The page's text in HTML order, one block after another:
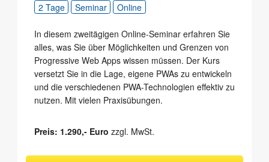
2 Tage Seminar Online
In diesem zweitägigen Online-Seminar erfahren Sie
alles, was Sie über Möglichkeiten und Grenzen von
Progressive Web Apps wissen müs­sen. Der Kurs
versetzt Sie in die La­ge, eigene PWAs zu entwickeln
und die verschiedenen PWA-Technolo­gien effektiv zu
nutzen. Mit vielen Praxisübungen.
Preis: 1.290,- Euro zzgl. MwSt.